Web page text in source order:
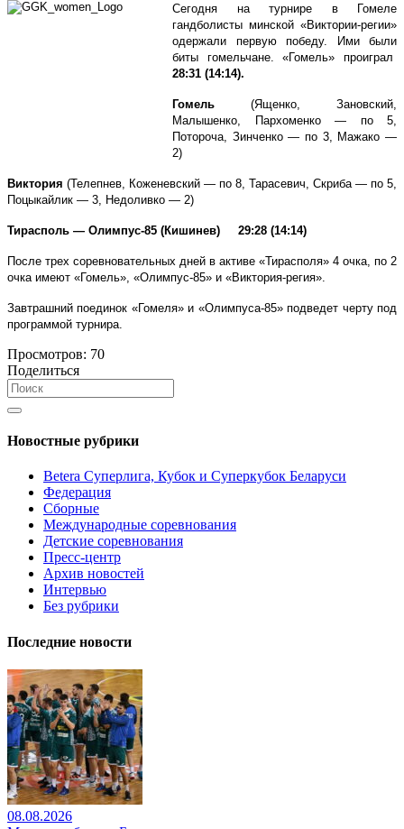
Сегодня на турнире в Гомеле
гандболисты минской «Виктории-регии»
одержали первую победу. Ими были
биты гомельчане. «Гомель» проиграл
28:31 (14:14).
Гомель (Ященко, Зановский,
Малышенко, Пархоменко — по 5,
Потороча, Зинченко — по 3, Мажако —
2)
Виктория (Телепнев, Коженевский — по 8, Тарасевич, Скриба — по 5,
Поцыкайлик — 3, Недоливко — 2)
Тирасполь — Олимпус-85 (Кишинев) 29:28 (14:14)
После трех соревновательных дней в активе «Тирасполя» 4 очка, по 2
очка имеют «Гомель», «Олимпус-85» и «Виктория-регия».
Завтрашний поединок «Гомеля» и «Олимпуса-85» подведет черту под
программой турнира.
Просмотров: 70
Поделиться
Новостные рубрики
Betera Суперлига, Кубок и Суперкубок Беларуси
Федерация
Сборные
Международные соревнования
Детские соревнования
Пресс-центр
Архив новостей
Интервью
Без рубрики
Последние новости
08.08.2026